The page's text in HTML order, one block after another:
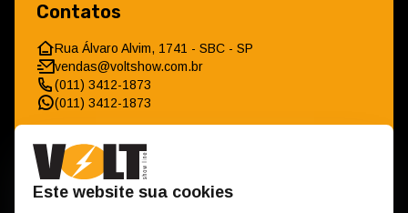
Este website sua cookies
Contatos
Rua Álvaro Alvim, 1741 - SBC - SP
vendas@voltshow.com.br
(011) 3412-1873
(011) 3412-1873
Horário de Funcionamento